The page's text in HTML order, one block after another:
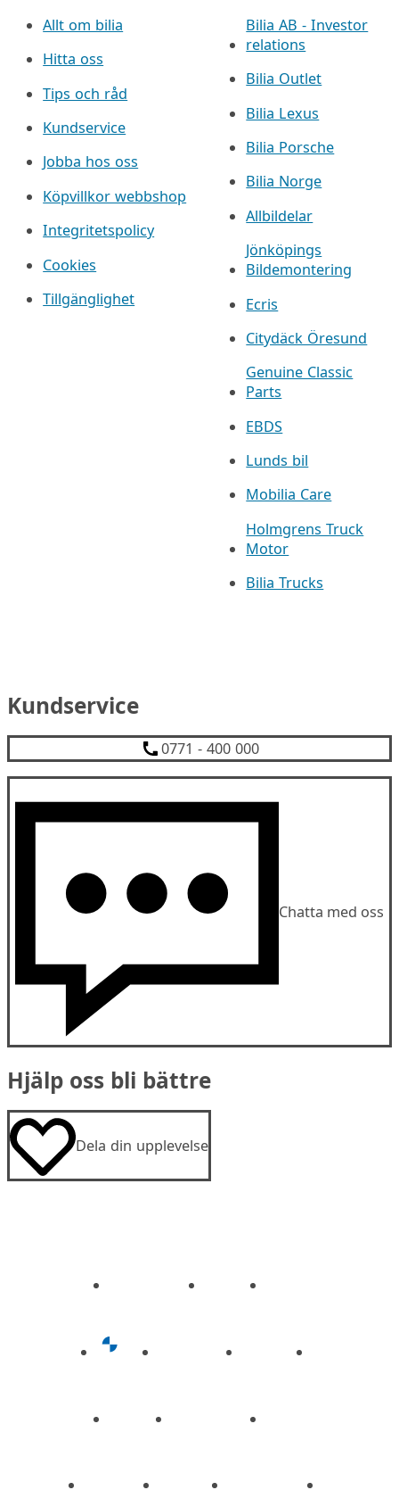
Allt om bilia
Hitta oss
Tips och råd
Kundservice
Jobba hos oss
Köpvillkor webbshop
Integritetspolicy
Cookies
Tillgänglighet
Bilia AB - Investor
relations
Bilia Outlet
Bilia Lexus
Bilia Porsche
Bilia Norge
Allbildelar
Jönköpings
Bildemontering
Ecris
Citydäck Öresund
Genuine Classic
Parts
EBDS
Lunds bil
Mobilia Care
Holmgrens Truck
Motor
Bilia Trucks
Kundservice
0771 - 400 000
Chatta med oss
Hjälp oss bli bättre
Dela din upplevelse